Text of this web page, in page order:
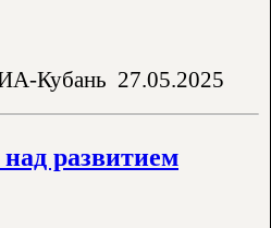
Кубань 27.05.2025
развитием